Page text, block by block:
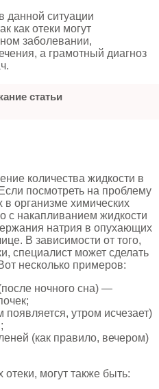
данной ситуации
как отеки могут
заболевании,
а грамотный диагноз
статьи
количества жидкости в
посмотреть на проблему
организме химических
с накапливанием жидкости
натрия в опухающих
В зависимости от того,
специалист может сделать
несколько примеров:
ночного сна) —
утром исчезает)
(как правило, вечером)
могут также быть: